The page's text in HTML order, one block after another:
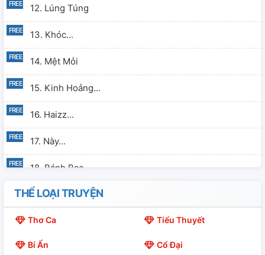
12. Lúng Túng
13. Khóc...
14. Mệt Mỏi
15. Kinh Hoảng...
16. Haizz...
17. Này...
18. Bánh Bao
19. A....
20. Tiếc Nuối
21. Sờ Soạng
THỂ LOẠI TRUYỆN
Thơ Ca Tiểu Thuyết
Bí Ẩn Cổ Đại